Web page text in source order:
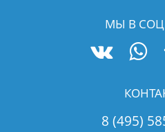
МЫ В
8 (495)